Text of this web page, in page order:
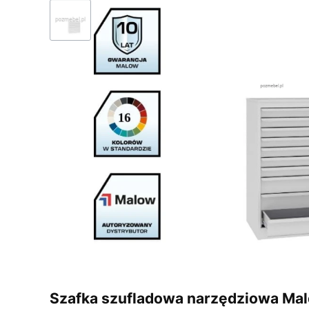
Szafka szufladowa narzędziowa